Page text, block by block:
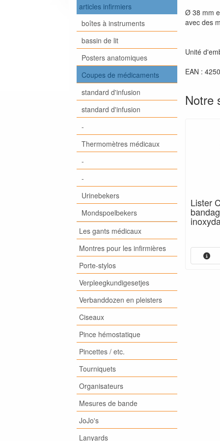
articles infirmiers
boîtes à instruments
bassin de lit
Posters anatomiques
Coupes de médicaments
standard d'infusion
standard d'infusion
-
Thermomètres médicaux
-
-
Urinebekers
Mondspoelbekers
Les gants médicaux
Montres pour les infirmières
Porte-stylos
Verpleegkundigesetjes
Verbanddozen en pleisters
Ciseaux
Pince hémostatique
Pincettes / etc.
Tourniquets
Organisateurs
Mesures de bande
JoJo's
Lanyards
Ø 38 mm
avec des
Unité
EAN :
Notre
Lister